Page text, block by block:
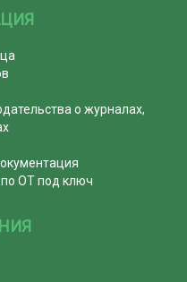
о журналах,
ОТ под ключ